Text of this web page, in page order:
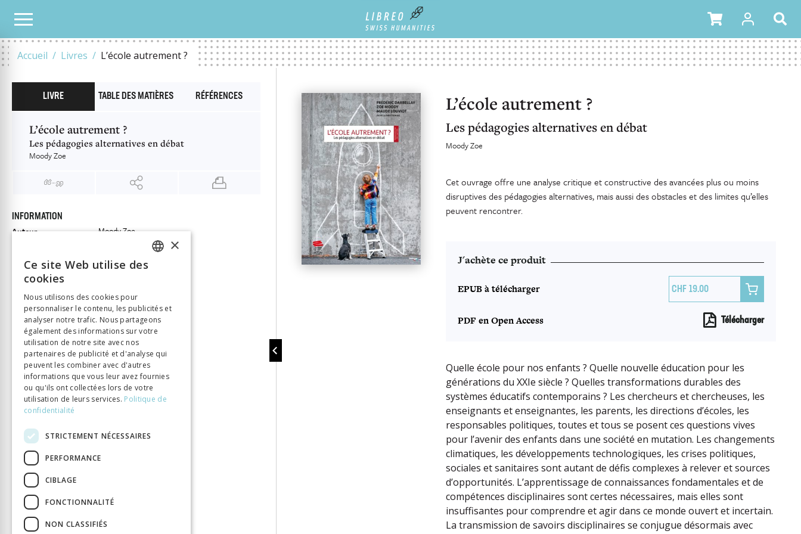
Accueil Livres L’école autrement ?
NOTRE CATALOGUE
L’école autrement ?
Les pédagogies alternatives en débat
Moody Zoe
Cet ouvrage offre une analyse critique et constructive des avancées plus ou moins
disruptives des pédagogies alternatives, mais aussi des obstacles et des limites qu’elles
peuvent rencontrer.
J'achète ce produit
EPUB à télécharger 19.00 
PDF en Open Access Télécharger
Quelle école pour nos enfants ? Quelle nouvelle éducation pour les
générations du XXIe siècle ? Quelles transformations durables des
systèmes éducatifs contemporains ? Les chercheurs et chercheuses, les
enseignants et enseignantes, les parents, les directions d’écoles, les
responsables politiques, toutes et tous se posent ces questions vives
pour l’avenir des enfants dans une société en mutation. Les changements
climatiques, les développements technologiques, les crises politiques,
sociales et sanitaires sont autant de défis complexes à relever et sources
d’opportunités. L’apprentissage de connaissances fondamentales et de
compétences disciplinaires sont certes nécessaires, mais elles sont
insuffisantes pour comprendre et agir dans ce monde ouvert et incertain.
La transmission de savoirs disciplinaires se conjugue désormais avec
LIVRE TABLE DES MATIÈRES RÉFÉRENCES
L’école autrement ?
Les pédagogies alternatives en débat
Moody Zoe
INFORMATION
Auteur
Moody Zoe
ISBN
9782889303991
Langue
Collection
Transmission des savoirs
Nombre de pages
320
Parution
1 oct. 2021
Type de livre
Ouvrage collectif
DOI
10.33055/ALPHIL.03171
ITALIAN
×
Ce site Web utilise des
cookies
Nous utilisons des cookies pour
personnaliser le contenu, les publicités et
analyser notre trafic. Nous partageons
également des informations sur votre
utilisation de notre site avec nos
partenaires de publicité et d'analyse qui
peuvent les combiner avec d'autres
informations que vous leur avez fournies
ou qu'ils ont collectées lors de votre
utilisation de leurs services. Politique de
confidentialité
STRICTEMENT NÉCESSAIRES
PERFORMANCE
CIBLAGE
FONCTIONNALITÉ
NON CLASSIFIÉS